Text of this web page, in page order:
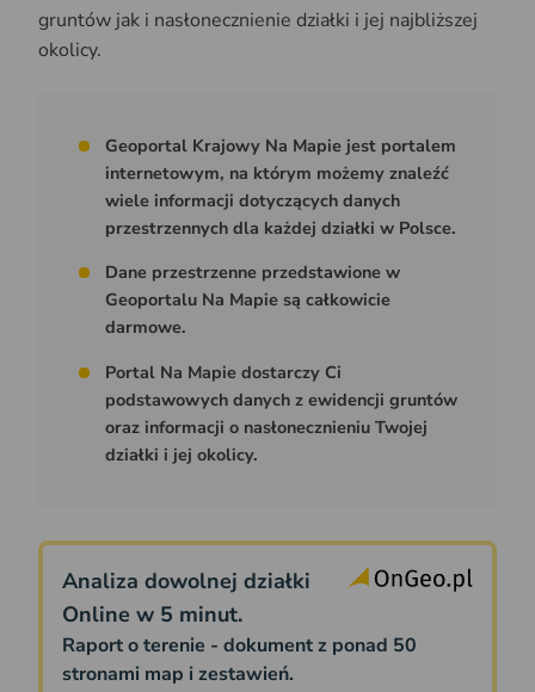
gruntów jak i nasłonecznienie działki i jej najbliższej
okolicy.
Geoportal Krajowy Na Mapie jest portalem
internetowym, na którym możemy znaleźć
wiele informacji dotyczących danych
przestrzennych dla każdej działki w Polsce.
Dane przestrzenne przedstawione w
Geoportalu Na Mapie są całkowicie
darmowe.
Portal Na Mapie dostarczy Ci
podstawowych danych z ewidencji gruntów
oraz informacji o nasłonecznieniu Twojej
działki i jej okolicy.
Analiza dowolnej działki
Online w 5 minut.
Raport o terenie - dokument z ponad 50
stronami map i zestawień.